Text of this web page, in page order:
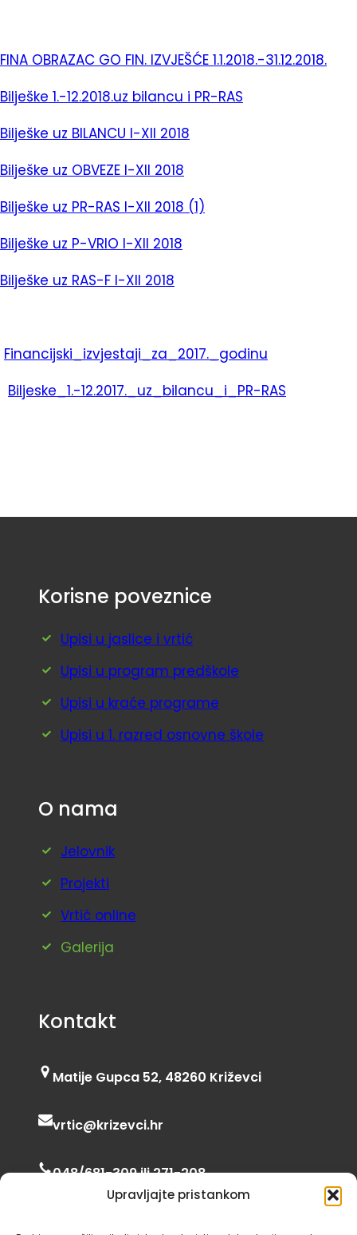
Upravljajte pristankom
FINA OBRAZAC GO FIN. IZVJEŠĆE 1.1.2018.-31.12.2018.
Bilješke 1.-12.2018.uz bilancu i PR-RAS
Bilješke uz BILANCU I-XII 2018
Bilješke uz OBVEZE I-XII 2018
Bilješke uz PR-RAS I-XII 2018 (1)
Bilješke uz P-VRIO I-XII 2018
Bilješke uz RAS-F I-XII 2018
Financijski_izvjestaji_za_2017._godinu
Biljeske_1.-12.2017._uz_bilancu_i_PR-RAS
Korisne poveznice
Upisi u jaslice i vrtić
Upisi u program predškole
Upisi u kraće programe
Upisi u 1. razred osnovne škole
O nama
Jelovnik
Projekti
Vrtić online
Galerija
Kontakt
Matije Gupca 52, 48260 Križevci
vrtic@krizevci.hr
048/681-309 ili 271-208